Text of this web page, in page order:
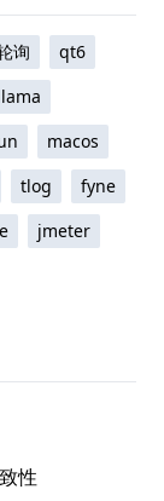
询
qt6
macos
tlog
fyne
jmeter
性